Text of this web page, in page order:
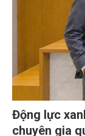
Động lực
chuyên gia